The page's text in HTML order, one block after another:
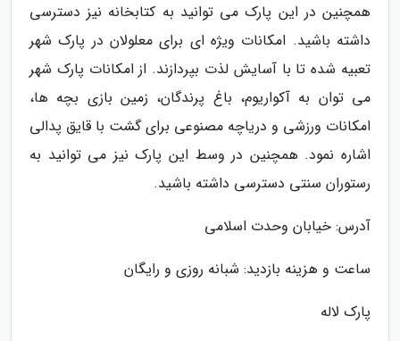
همچنین در این پارک می توانید به کتابخانه نیز دسترسی
داشته باشید. امکانات ویژه ای برای معلولان در پارک شهر
تعبیه شده تا با آسایش لذت بپردازند. از امکانات پارک شهر
می توان به آکواریوم، باغ پرندگان، زمین بازی بچه ها،
امکانات ورزشی و دریاچه مصنوعی برای گشت با قایق پدالی
اشاره نمود. همچنین در وسط این پارک نیز می توانید به
رستوران سنتی دسترسی داشته باشید.
آدرس: خیابان وحدت اسلامی
ساعت و هزینه بازدید: شبانه روزی و رایگان
پارک لاله